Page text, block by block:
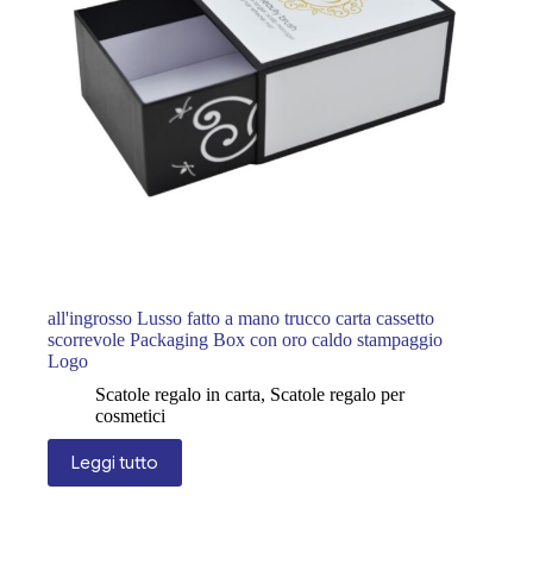
all'ingrosso Lusso fatto a mano trucco carta cassetto
scorrevole Packaging Box con oro caldo stampaggio
Logo
Scatole regalo in carta, Scatole regalo per
cosmetici
Leggi tutto